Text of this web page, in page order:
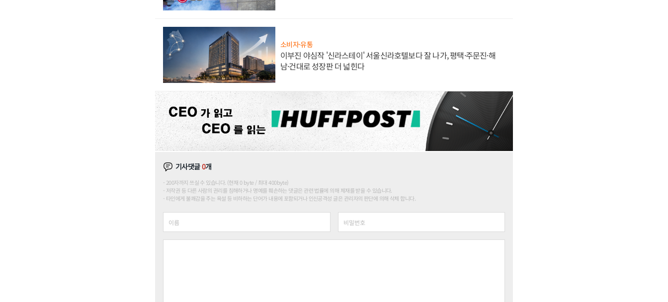
소비자·유통
이부진 야심작 '신라스테이' 서울신라호텔보다 잘 나가, 평택·주문진·해
남·건대로 성장판 더 넓힌다
기사댓글0개
200자까지 쓰실 수 있습니다. (현재 0 byte / 최대 400byte)
저작권 등 다른 사람의 권리를 침해하거나 명예를 훼손하는 댓글은 관련 법률에 의해 제재를 받을 수 있습니다.
타인에게 불쾌감을 주는 욕설 등 비하하는 단어가 내용에 포함되거나 인신공격성 글은 관리자의 판단에 의해 삭제 합니다.